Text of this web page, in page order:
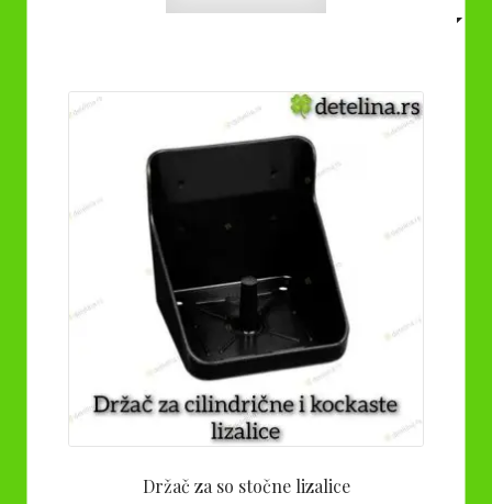
Držač za so stočne lizalice